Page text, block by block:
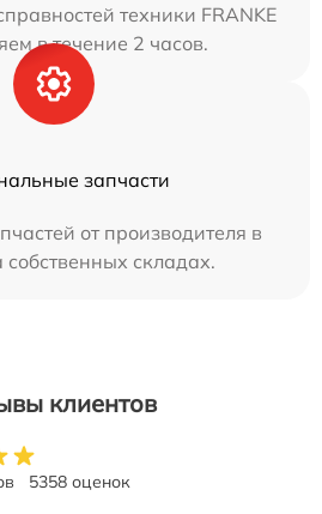
техники FRANKE
в течение 2 часов.
запчасти
от производителя в
складах.
клиентов
5358 оценок